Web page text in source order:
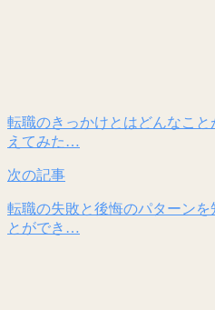
転職のきっかけとはどんなこ
えてみた…
次の記事
転職の失敗と後悔のパターン
とができ…